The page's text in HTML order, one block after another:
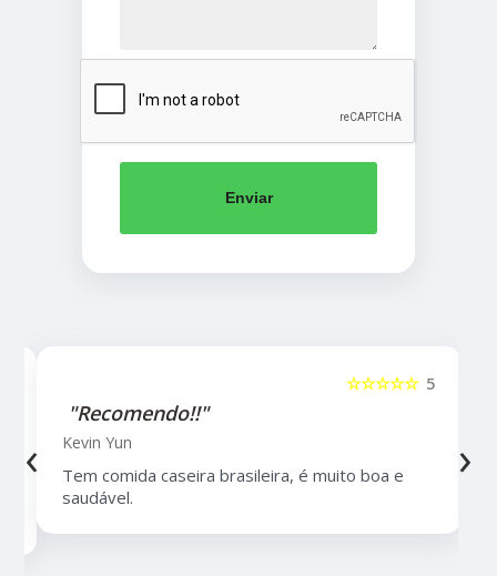
Enviar
5
☆☆☆☆☆
"Recomendo!!"
Kevin Yun
Tem comida caseira brasileira, é muito boa e
saudável.
‹ ›